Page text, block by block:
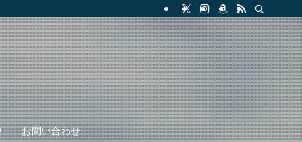
お問い合わせ